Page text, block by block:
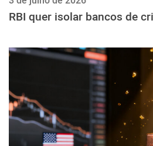
RBI quer isolar bancos de